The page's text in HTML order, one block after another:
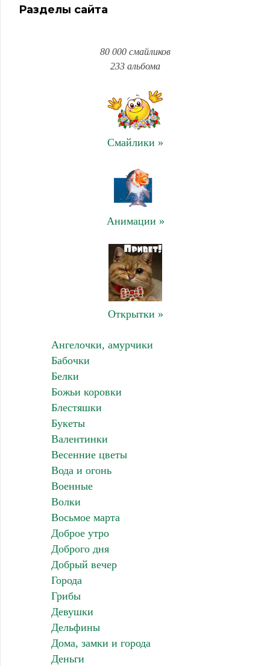
Разделы сайта
80 000 смайликов
233 альбома
Смайлики »
Анимации »
Открытки »
Ангелочки, амурчики
Бабочки
Белки
Божьи коровки
Блестяшки
Букеты
Валентинки
Весенние цветы
Вода и огонь
Военные
Волки
Восьмое марта
Доброе утро
Доброго дня
Добрый вечер
Города
Грибы
Девушки
Дельфины
Дома, замки и города
Деньги